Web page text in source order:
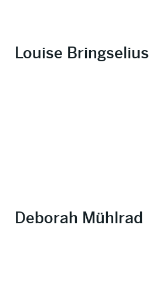
Louise Bringselius
Deborah Mühlrad